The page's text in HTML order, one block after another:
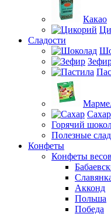
Какао
Сладости
Сахар
Горячий
Полезные
Конфеты
Конфеты
Акконд
Польша
Победа